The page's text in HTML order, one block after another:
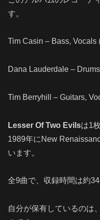
す。
Tim Casin – Bass, Vocals
Dana Lauderdale –
Tim Berryhill – Guitars,
Lesser Of Two Evilsは1
1989年にNew
います。
全9曲で、収録時間は約34
自分が保有しているのは